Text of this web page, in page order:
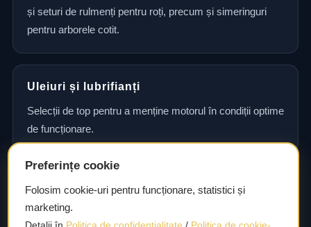
și seturi de rulmenți pentru roți, precum și simeringuri
pentru arborele cotit.
Uleiuri și lubrifianți
Selecții de top pentru a menține motorul în condiții optime
de funcționare.
Consultanță și asistență tehnică
Consultanță și asistență tehnică pentru alegerea pieselor
Preferințe cookie
Folosim cookie-uri pentru funcționare, statistici și
marketing.